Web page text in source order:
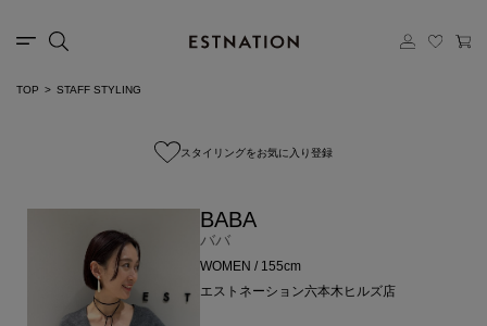
TOP STAFF STYLING
スタイリングをお気に入り登録
BABA
ババ
WOMEN / 155cm
エストネーション六本木ヒルズ店